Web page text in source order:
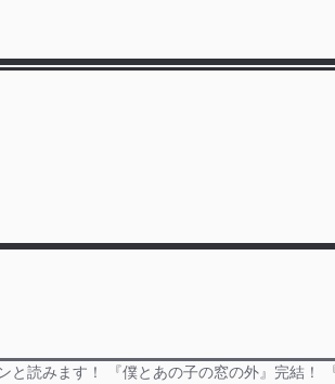
と読みます！ 『僕とあの子の窓の外』完結！